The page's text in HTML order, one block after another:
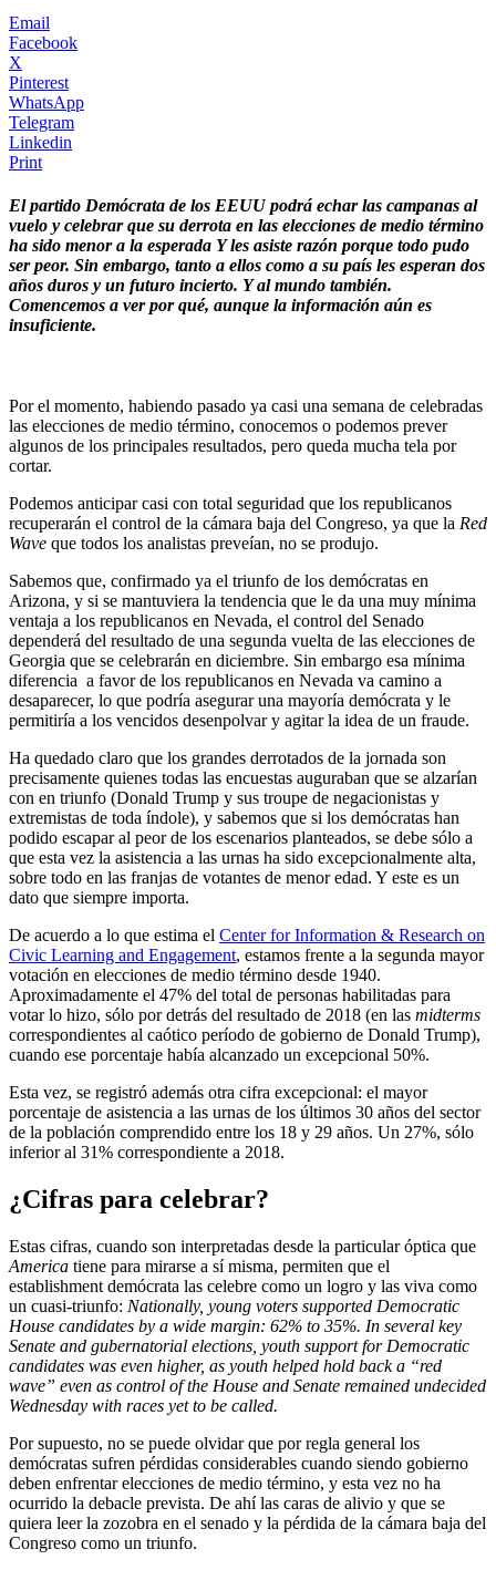
Email
Facebook
X
Pinterest
WhatsApp
Telegram
Linkedin
Print
El partido Demócrata de los EEUU podrá echar las campanas al
vuelo y celebrar que su derrota en las elecciones de medio término
ha sido menor a la esperada Y les asiste razón porque todo pudo
ser peor. Sin embargo, tanto a ellos como a su país les esperan dos
años duros y un futuro incierto. Y al mundo también.
Comencemos a ver por qué, aunque la información aún es
insuficiente.
Por el momento, habiendo pasado ya casi una semana de celebradas
las elecciones de medio término, conocemos o podemos prever
algunos de los principales resultados, pero queda mucha tela por
cortar.
Podemos anticipar casi con total seguridad que los republicanos
recuperarán el control de la cámara baja del Congreso, ya que la Red
Wave que todos los analistas preveían, no se produjo.
Sabemos que, confirmado ya el triunfo de los demócratas en
Arizona, y si se mantuviera la tendencia que le da una muy mínima
ventaja a los republicanos en Nevada, el control del Senado
dependerá del resultado de una segunda vuelta de las elecciones de
Georgia que se celebrarán en diciembre. Sin embargo esa mínima
diferencia a favor de los republicanos en Nevada va camino a
desaparecer, lo que podría asegurar una mayoría demócrata y le
permitiría a los vencidos desenpolvar y agitar la idea de un fraude.
Ha quedado claro que los grandes derrotados de la jornada son
precisamente quienes todas las encuestas auguraban que se alzarían
con en triunfo (Donald Trump y sus troupe de negacionistas y
extremistas de toda índole), y sabemos que si los demócratas han
podido escapar al peor de los escenarios planteados, se debe sólo a
que esta vez la asistencia a las urnas ha sido excepcionalmente alta,
sobre todo en las franjas de votantes de menor edad. Y este es un
dato que siempre importa.
De acuerdo a lo que estima el Center for Information & Research on
Civic Learning and Engagement, estamos frente a la segunda mayor
votación en elecciones de medio término desde 1940.
Aproximadamente el 47% del total de personas habilitadas para
votar lo hizo, sólo por detrás del resultado de 2018 (en las midterms
correspondientes al caótico período de gobierno de Donald Trump),
cuando ese porcentaje había alcanzado un excepcional 50%.
Esta vez, se registró además otra cifra excepcional: el mayor
porcentaje de asistencia a las urnas de los últimos 30 años del sector
de la población comprendido entre los 18 y 29 años. Un 27%, sólo
inferior al 31% correspondiente a 2018.
¿Cifras para celebrar?
Estas cifras, cuando son interpretadas desde la particular óptica que
America tiene para mirarse a sí misma, permiten que el
establishment demócrata las celebre como un logro y las viva como
un cuasi-triunfo: Nationally, young voters supported Democratic
House candidates by a wide margin: 62% to 35%. In several key
Senate and gubernatorial elections, youth support for Democratic
candidates was even higher, as youth helped hold back a “red
wave” even as control of the House and Senate remained undecided
Wednesday with races yet to be called.
Por supuesto, no se puede olvidar que por regla general los
demócratas sufren pérdidas considerables cuando siendo gobierno
deben enfrentar elecciones de medio término, y esta vez no ha
ocurrido la debacle prevista. De ahí las caras de alivio y que se
quiera leer la zozobra en el senado y la pérdida de la cámara baja del
Congreso como un triunfo.